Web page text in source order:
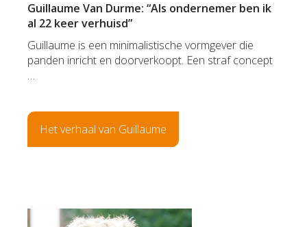
Guillaume Van Durme: “Als ondernemer ben ik
al 22 keer verhuisd”
Guillaume is een minimalistische vormgever die
panden inricht en doorverkoopt. Een straf concept
…
Het verhaal van Guillaume